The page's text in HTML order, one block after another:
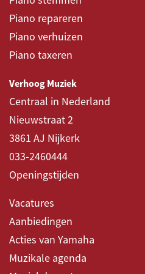
Pijporgelbeleving
Piano repareren
Piano verhuizen
Piano taxeren
Verhoog Muziek
Centraal in Nederland
Nieuwstraat 2
3861 AJ Nijkerk
033-2460444
Openingstijden
Vacatures
Aanbiedingen
Acties van Yamaha
Muzikale agenda